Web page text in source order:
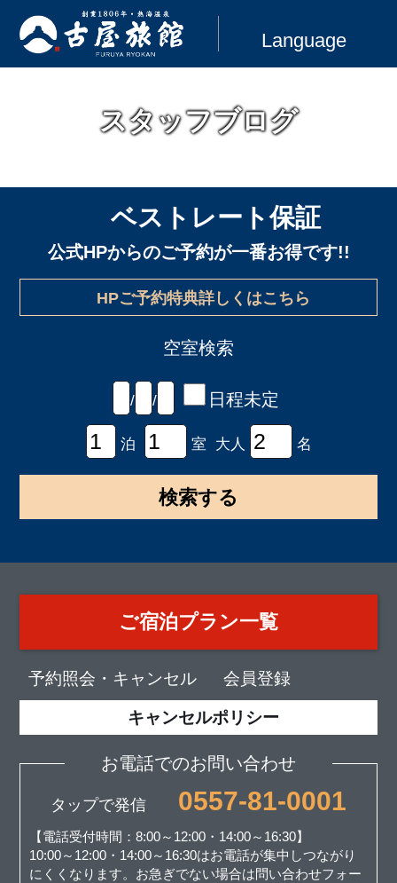
Language
スタッフブログ
ベストレート保証
公式HPからのご予約が一番お得です!!
HPご予約特典詳しくはこちら
空室検索
/ / 日程未定
泊 室 大人 名
ご宿泊プラン一覧
予約照会・キャンセル 会員登録
キャンセルポリシー
お電話でのお問い合わせ
タップで発信 0557-81-0001
【電話受付時間：8:00～12:00・14:00～16:30】
10:00～12:00・14:00～16:30はお電話が集中しつながり
にくくなります。お急ぎでない場合は問い合わせフォー